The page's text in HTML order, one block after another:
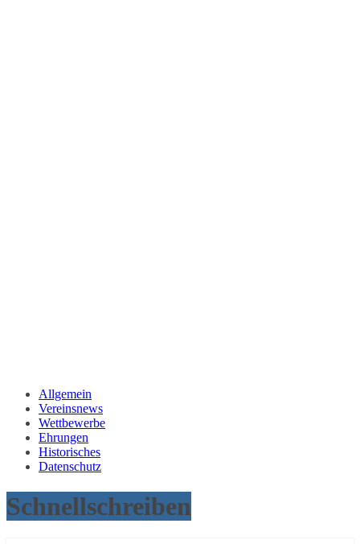
Allgemein
Vereinsnews
Wettbewerbe
Ehrungen
Historisches
Datenschutz
Schnellschreiben